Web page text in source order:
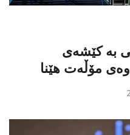
بە کێشەی
مۆڵەت هێنا